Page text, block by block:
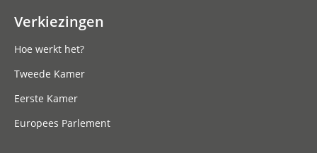
Verkiezingen
Hoe werkt het?
Tweede Kamer
Eerste Kamer
Europees Parlement